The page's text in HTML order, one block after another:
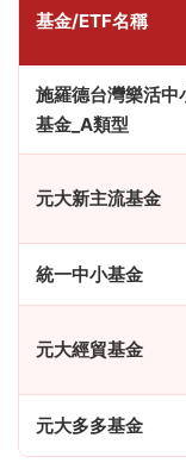
基金/ETF名稱
施羅德台灣樂活中
基金_A類型
元大新主流基金
統一中小基金
元大經貿基金
元大多多基金